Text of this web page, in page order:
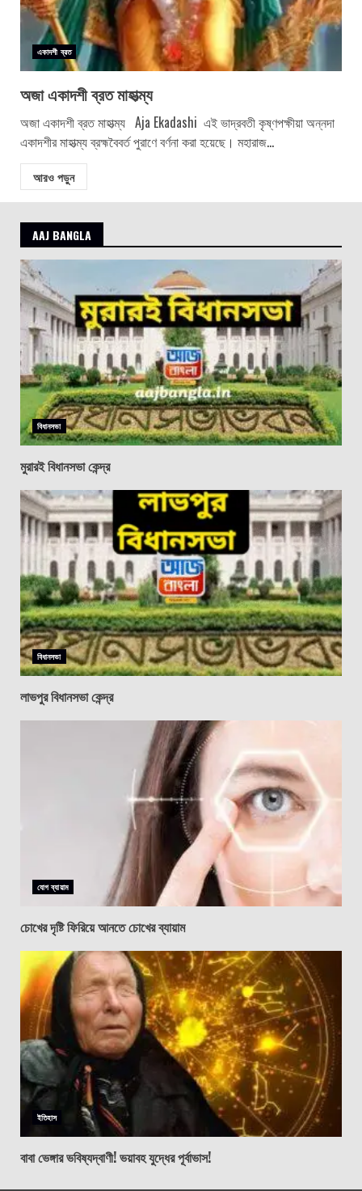
একাদশী ব্রত
অজা একাদশী ব্রত মাহাত্ম্য
অজা একাদশী ব্রত মাহাত্ম্য Aja Ekadashi এই ভাদ্রবতী কৃষ্ণপক্ষীয়া অন্নদা
একাদশীর মাহাত্ম্য ব্রহ্মবৈবর্ত পুরাণে বর্ণনা করা হয়েছে। মহারাজ...
আরও পড়ুন
AAJ BANGLA
বিধানসভা
মুরারই বিধানসভা কেন্দ্র
বিধানসভা
লাভপুর বিধানসভা কেন্দ্র
যোগ ব্যায়াম
চোখের দৃষ্টি ফিরিয়ে আনতে চোখের ব্যায়াম
ইতিহাস
বাবা ভেঙ্গার ভবিষ্যদ্বাণী! ভয়াবহ যুদ্ধের পূর্বাভাস!